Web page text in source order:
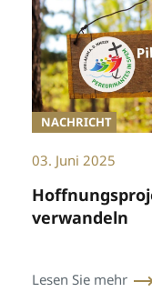
NACHRICHT
03. Juni 2025
verwandeln
Lesen Sie mehr